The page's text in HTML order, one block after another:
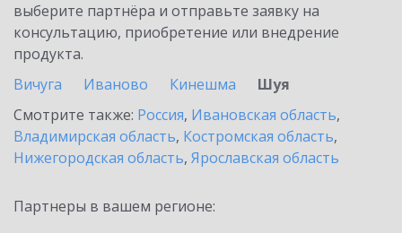
выберите партнёра и отправьте заявку на
консультацию, приобретение или внедрение
продукта.
Вичуга
Иваново Кинешма
Шуя
Смотрите также: Россия, Ивановская область,
Владимирская область, Костромская область,
Нижегородская область, Ярославская область
Партнеры в вашем регионе: